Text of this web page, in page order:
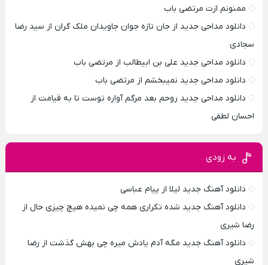
ممنونم ازت مرتضی باب
دانلود مداحی جدید از جان تازه جوان جاویدان ملک گران از سید رضا
سجادی
دانلود مداحی جدید علی بن ابیطالب از مرتضی باب
دانلود مداحی جدید نمیبخشم از مرتضی باب
دانلود مداحی جدید روحم بعد مرگم آواره توست تا به قیامت از
احسان لطفی
به زودی
دانلود آهنگ جدید لیلا از پیام عباسی
دانلود آهنگ جدید شده تکراری همه چی نمیده هیچ چیزی حال از
رضا شیری
دانلود آهنگ جدید مگه آدم یادش میره چی بهش گذشت از رضا
شیری